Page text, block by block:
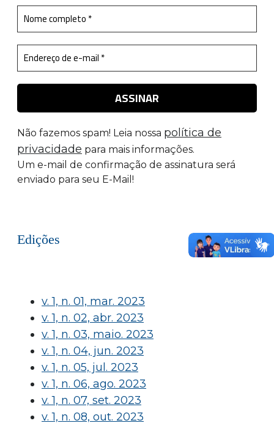
Não fazemos spam! Leia nossa política de
privacidade para mais informações.
Um e-mail de confirmação de assinatura será
enviado para seu E-Mail!
Edições
v. 1, n. 01, mar. 2023
v. 1, n. 02, abr. 2023
v. 1, n. 03, maio. 2023
v. 1, n. 04, jun. 2023
v. 1, n. 05, jul. 2023
v. 1, n. 06, ago. 2023
v. 1, n. 07, set. 2023
v. 1, n. 08, out. 2023